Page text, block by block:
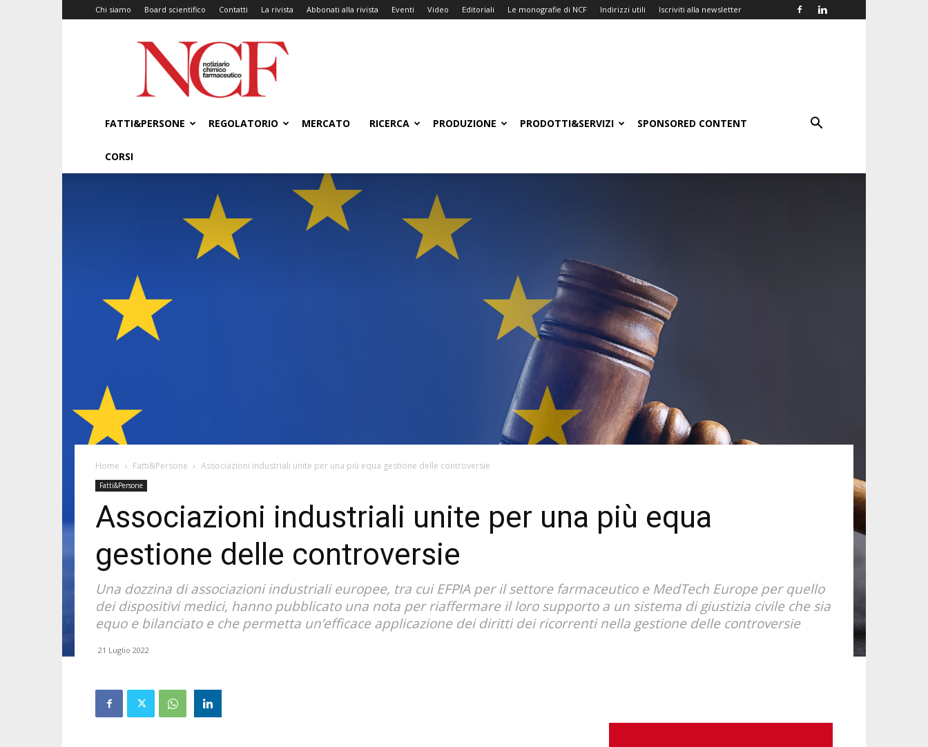
Chi siamo Board scientifico Contatti La rivista Abbonati alla rivista Eventi Video Editoriali Le monografie di NCF Indirizzi utili Iscriviti alla newsletter
NCF
–
Notiziario
Chimico
FATTI&PERSONE
REGOLATORIO MERCATO RICERCA PRODUZIONE PRODOTTI&SERVIZI SPONSORED CONTENT
CORSI
Home Fatti&Persone Associazioni industriali unite per una più equa gestione delle controversie
Fatti&Persone
Associazioni industriali unite per una più equa
gestione delle controversie
Una dozzina di associazioni industriali europee, tra cui EFPIA per il settore farmaceutico e MedTech Europe per quello
dei dispositivi medici, hanno pubblicato una nota per riaffermare il loro supporto a un sistema di giustizia civile che sia
equo e bilanciato e che permetta un’efficace applicazione dei diritti dei ricorrenti nella gestione delle controversie
21 Luglio 2022